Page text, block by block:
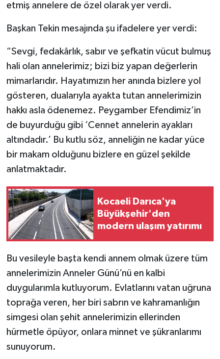
etmiş annelere de özel olarak yer verdi.
Başkan Tekin mesajında şu ifadelere yer verdi:
“Sevgi, fedakârlık, sabır ve şefkatin vücut bulmuş
hali olan annelerimiz; bizi biz yapan değerlerin
mimarlarıdır. Hayatımızın her anında bizlere yol
gösteren, dualarıyla ayakta tutan annelerimizin
hakkı asla ödenemez. Peygamber Efendimiz’in
de buyurduğu gibi ‘Cennet annelerin ayakları
altındadır.’ Bu kutlu söz, anneliğin ne kadar yüce
bir makam olduğunu bizlere en güzel şekilde
anlatmaktadır.
Kocaeli Darıca'ya
Büyükşehir'den
modern ulaşım yatırımı
Bu vesileyle başta kendi annem olmak üzere tüm
annelerimizin Anneler Günü’nü en kalbi
duygularımla kutluyorum. Evlatlarını vatan uğruna
toprağa veren, her biri sabrın ve kahramanlığın
simgesi olan şehit annelerimizin ellerinden
hürmetle öpüyor, onlara minnet ve şükranlarımı
sunuyorum.